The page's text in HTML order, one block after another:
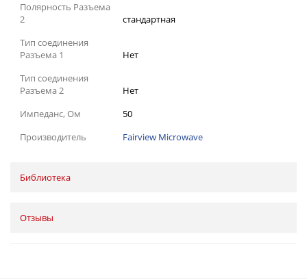
Полярность Разъема
2
стандартная
Тип соединения
Разъема 1
Нет
Тип соединения
Разъема 2
Нет
Импеданс, Ом
50
Производитель
Fairview Microwave
Библиотека
Отзывы